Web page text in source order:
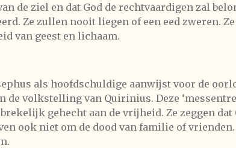
de ziel en dat God de rechtvaardigen zal
Ze zullen nooit liegen of een eed zweren.
van geest en lichaam.
als hoofdschuldige aanwijst voor de
de volkstelling van Quirinius. Deze
gehecht aan de vrijheid. Ze zeggen
ook niet om de dood van familie of